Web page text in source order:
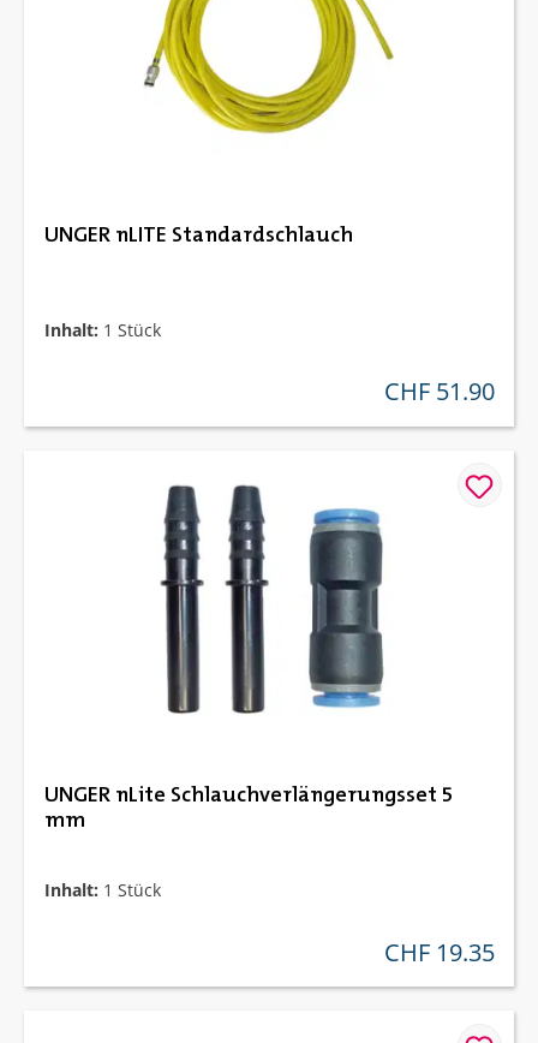
UNGER nLITE Standardschlauch
Inhalt: 1 Stück
regulärer preis:
CHF 51.90
UNGER nLite Schlauchverlängerungsset 5
mm
Inhalt: 1 Stück
regulärer preis:
CHF 19.35